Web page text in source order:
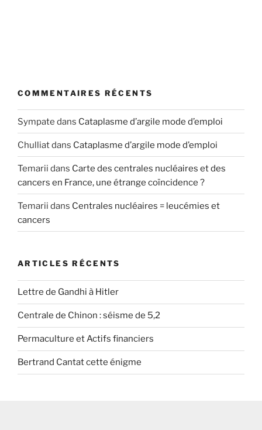
COMMENTAIRES RÉCENTS
Sympate dans Cataplasme d’argile mode d’emploi
Chulliatdans Cataplasme d’argile mode d’emploi
Temarii dans Carte des centrales nucléaires et des
cancers en France, une étrange coïncidence ?
Temarii dans Centrales nucléaires = leucémies et
cancers
ARTICLES RÉCENTS
Lettre de Gandhi à Hitler
Centrale de Chinon : séisme de 5,2
Permaculture et Actifs financiers
Bertrand Cantat cette énigme